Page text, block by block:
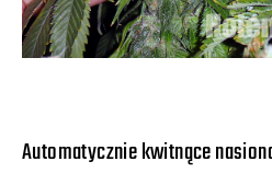
Automatycznie kwitnące